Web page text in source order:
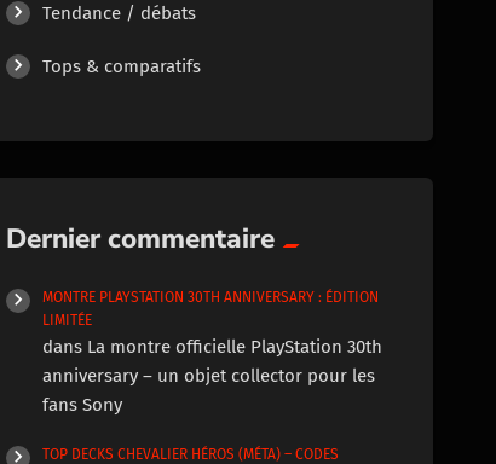
Tendance / débats
Tops & comparatifs
Dernier commentaire
MONTRE PLAYSTATION 30TH ANNIVERSARY : ÉDITION
LIMITÉE
dans La montre officielle PlayStation 30th
anniversary – un objet collector pour les
fans Sony
TOP DECKS CHEVALIER HÉROS (MÉTA) – CODES